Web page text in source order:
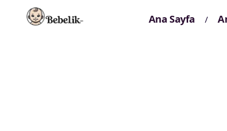
Ana Sayfa